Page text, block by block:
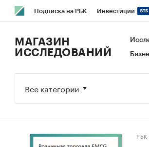
Подписка на РБК Инвестиции
Исследования Кредитные
МАГАЗИН
ИССЛЕДОВАНИЙ
Все категории